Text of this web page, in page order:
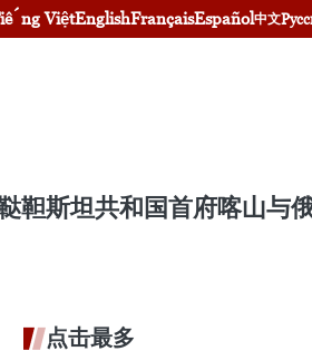
ViệtEnglishFrançaisEspañol中文
靼斯坦共和国首府喀山与
点击最多